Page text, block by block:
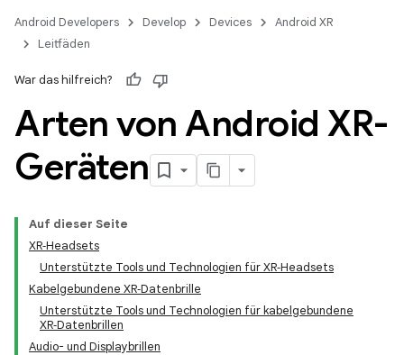
Android Developers Develop Devices
Android XR
Leitfäden
War das hilfreich?
Arten von Android XR-
Geräten
Auf dieser Seite
XR‑Headsets
Unterstützte Tools und Technologien für XR‑Headsets
Kabelgebundene XR‑Datenbrille
Unterstützte Tools und Technologien für kabelgebundene
XR‑Datenbrillen
Audio- und Displaybrillen